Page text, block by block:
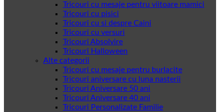
Tricouri cu mesaje pentru viitoare mamici
Tricouri cu pisici
Tricouri cu si despre Caini
Tricouri cu versuri
Tricouri Absolvire
Tricouri Halloween
Alte categorii
Tricouri cu mesaje pentru burlacite
Tricouri aniversare cu luna nasterii
Tricouri Aniversare 50 ani
Tricouri Aniversare 40 ani
Tricouri Personalizate Familie